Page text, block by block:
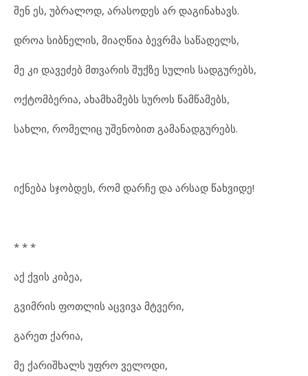
შენ ეს, უბრალოდ, არასოდეს არ დაგინახავს.
დროა სიბნელის, მიაღწია ბევრმა საწადელს,
მე კი დავეძებ მთვარის შუქზე სულის სადგურებს,
ოქტომბერია, ახამხამებს სუროს წამწამებს,
სახლი, რომელიც უშენობით გამანადგურებს.
იქნება სჯობდეს, რომ დარჩე და არსად წახვიდე!
* * *
აქ ქვის კიბეა,
გვიმრის ფოთლის აცვივა მტვერი,
გარეთ ქარია,
მე ქარიშხალს უფრო ველოდი,